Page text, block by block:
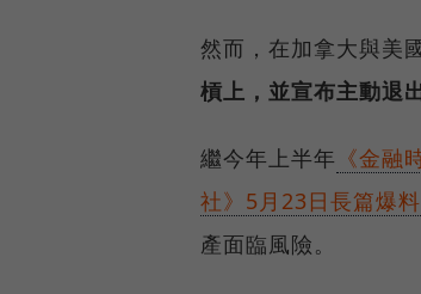
然而，在加拿大與美
槓上，並宣布主動退
繼今年上半年 《金融
社》5月23日長篇爆料
產面臨風險。